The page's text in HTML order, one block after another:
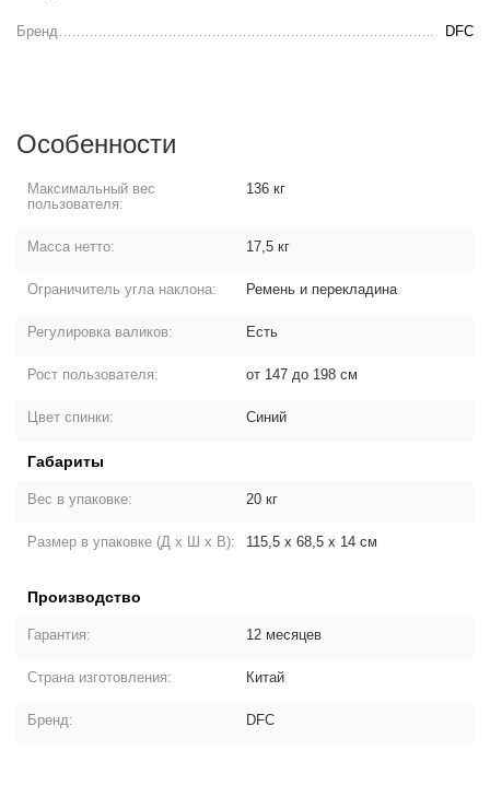
Бренд DFC
Особенности
Максимальный вес
пользователя:
136 кг
Масса нетто: 17,5 кг
Ограничитель угла наклона: Ремень и перекладина
Регулировка валиков: Есть
Рост пользователя: от 147 до 198 см
Цвет спинки: Синий
Габариты
Вес в упаковке: 20 кг
Размер в упаковке (Д х Ш х В): 115,5 х 68,5 х 14 см
Производство
Гарантия: 12 месяцев
Страна изготовления: Китай
Бренд: DFC